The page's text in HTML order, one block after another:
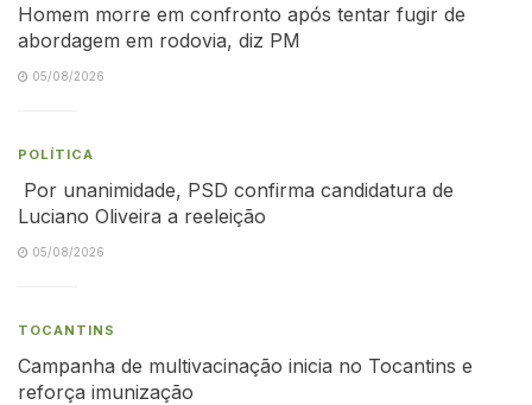
Homem morre em confronto após tentar fugir de
abordagem em rodovia, diz PM
05/08/2026
POLÍTICA
Por unanimidade, PSD confirma candidatura de
Luciano Oliveira a reeleição
05/08/2026
TOCANTINS
Campanha de multivacinação inicia no Tocantins e
reforça imunização